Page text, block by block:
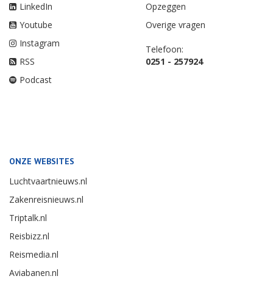
LinkedIn
Youtube
Instagram
RSS
Podcast
Opzeggen
Overige vragen
Telefoon:
0251 - 257924
ONZE WEBSITES
Luchtvaartnieuws.nl
Zakenreisnieuws.nl
Triptalk.nl
Reisbizz.nl
Reismedia.nl
Aviabanen.nl